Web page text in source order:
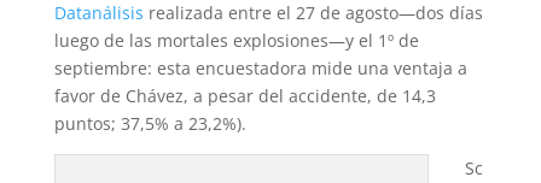
Datanálisis realizada entre el 27 de agosto—dos días
luego de las mortales explosiones—y el 1º de
septiembre: esta encuestadora mide una ventaja a
favor de Chávez, a pesar del accidente, de 14,3
puntos; 37,5% a 23,2%).
Sc